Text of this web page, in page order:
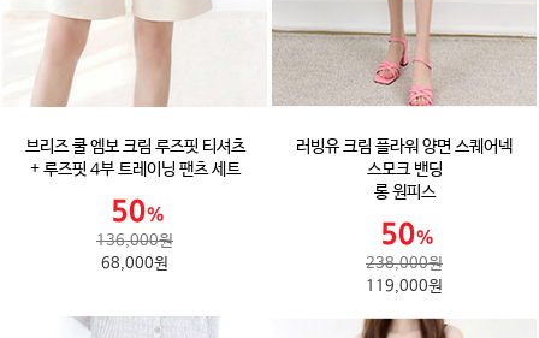
브리즈 쿨 엠보 크림 루즈핏 티셔츠
+ 루즈핏 4부 트레이닝 팬츠 세트
136,000원
68,000원
러빙유 크림 플라워 양면 스퀘어넥
스모크 밴딩
롱 원피스
238,000원
119,000원